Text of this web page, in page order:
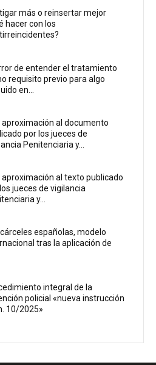
más o reinsertar mejor
hacer con los
de entender el tratamiento
requisito previo para algo
en...
aproximación al documento
por los jueces de
Penitenciaria y...
aproximación al texto publicado
jueces de vigilancia
y...
cárceles españolas, modelo
tras la aplicación de
integral de la
policial «nueva instrucción
10/2025»